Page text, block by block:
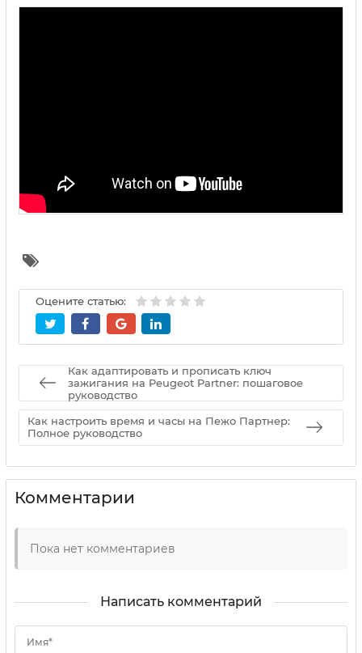
Оцените статью:
Как адаптировать и прописать ключ
зажигания на Peugeot Partner: пошаговое
руководство
Как настроить время и часы на Пежо Партнер:
Полное руководство
Комментарии
Пока нет комментариев
Написать комментарий
Имя*